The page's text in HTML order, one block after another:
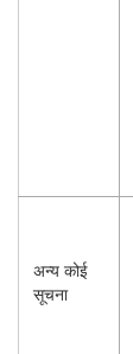
अन्य कोई
सूचना